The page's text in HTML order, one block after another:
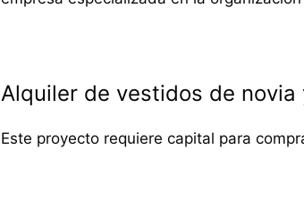
Alquiler de vestidos de novia
Este proyecto requiere capital para